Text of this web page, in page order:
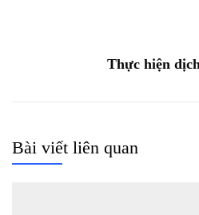
Thực hiện
Bài viết liên quan